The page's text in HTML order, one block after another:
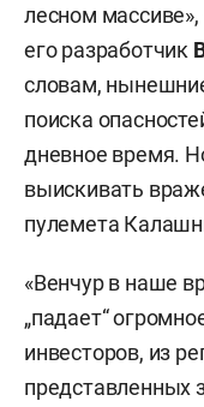
лесном
его разработчик
словам,
поиска
дневное время.
выискивать
пулемета
«Венчур в наше
„падает“
инвесторов, из
представленных